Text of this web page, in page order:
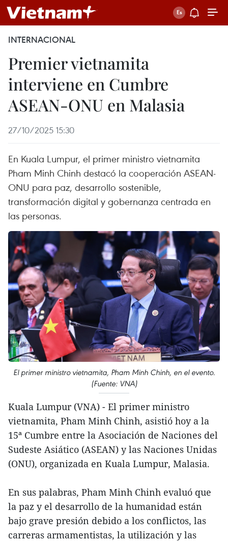
INTERNACIONAL
Premier vietnamita
interviene en Cumbre
ASEAN-ONU en Malasia
27/10/2025 15:30
En Kuala Lumpur, el primer ministro vietnamita
Pham Minh Chinh destacó la cooperación ASEAN-
ONU para paz, desarrollo sostenible,
transformación digital y gobernanza centrada en
las personas.
El primer ministro vietnamita, Pham Minh Chinh, en el evento.
(Fuente: VNA)
Kuala Lumpur (VNA) - El primer ministro
vietnamita, Pham Minh Chinh, asistió hoy a la
15ª Cumbre entre la Asociación de Naciones del
Sudeste Asiático (ASEAN) y las Naciones Unidas
(ONU), organizada en Kuala Lumpur, Malasia.
En sus palabras, Pham Minh Chinh evaluó que
la paz y el desarrollo de la humanidad están
bajo grave presión debido a los conflictos, las
carreras armamentistas, la utilización y las